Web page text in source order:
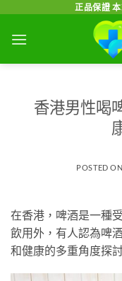
content
正品保證
香港男性喝
POSTED ON
在香港，啤酒是一種
飲用外，有人認為啤
和健康的多重角度探